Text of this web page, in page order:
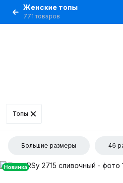
Женские топы
771 товаров
Топы
Большие размеры 46
Новинка